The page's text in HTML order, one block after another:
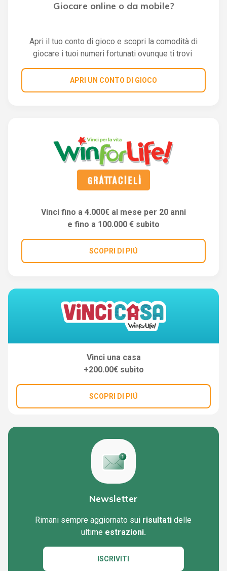
Giocare online o da mobile?
Apri il tuo conto di gioco e scopri la comodità di
giocare i tuoi numeri fortunati ovunque ti trovi
APRI UN CONTO DI GIOCO
Vinci fino a 4.000€ al mese per 20 anni
e fino a 100.000 € subito
SCOPRI DI PIÚ
Vinci una casa
+200.00€ subito
SCOPRI DI PIÚ
Newsletter
Rimani sempre aggiornato sui risultati delle
ultime estrazioni.
ISCRIVITI